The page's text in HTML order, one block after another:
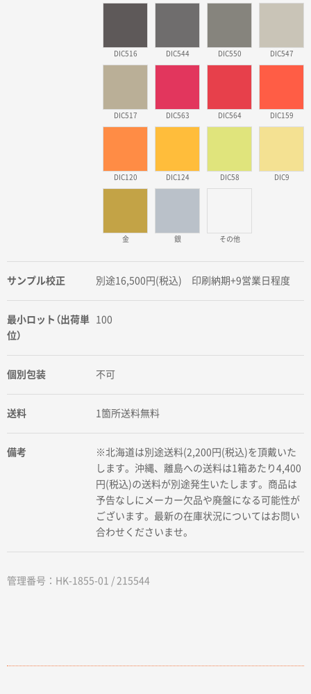
DIC516 DIC544 DIC550 DIC547
DIC517 DIC563 DIC564 DIC159
DIC120 DIC124 DIC58 DIC9
金 銀 その他
サンプル校正 別途16,500円(税込) 印刷納期+9営業日程度
最小ロット（出荷単
位）
100
個別包装 不可
送料 1箇所送料無料
備考
※北海道は別途送料(2,200円(税込)を頂戴いた
します。沖縄、離島への送料は1箱あたり4,400
円(税込)の送料が別途発生いたします。商品は
予告なしにメーカー欠品や廃盤になる可能性が
ございます。最新の在庫状況についてはお問い
合わせくださいませ。
管理番号：HK-1855-01 / 215544